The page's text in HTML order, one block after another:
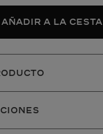
Añadir a la cesta